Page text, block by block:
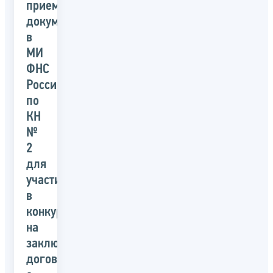
приеме
документов
в
МИ
ФНС
России
по
КН
№
2
для
участия
в
конкурсе
на
заключение
договора